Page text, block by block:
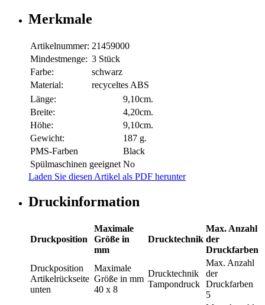
Merkmale
Artikelnummer: 21459000
Mindestmenge: 3 Stück
Farbe:
schwarz
Material:
recyceltes ABS
Länge:
9,10cm.
Breite:
4,20cm.
Höhe:
9,10cm.
Gewicht:
187 g.
PMS-Farben
Black
Spülmaschinen geeignet No
Laden Sie diesen Artikel als PDF herunter
Druckinformation
Druckposition
Maximale
Größe in
mm
Drucktechnik
Max. Anzahl
der
Druckfarben
Druckposition
Artikelrückseite
unten
Maximale
Größe in mm
40 x 8
Drucktechnik
Tampondruck
Max. Anzahl
der
Druckfarben
5